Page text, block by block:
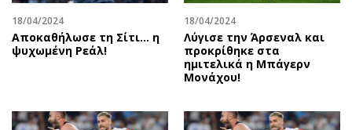
Υγεία
Πολιτική
Βουλευτικές 2026
Δημοσκοπήσεις
The Hill
Υγεία
Αγγελίες
Ενοικιάζονται
Ζητούν εργασία
18/04/2024
Αποκαθήλωσε τη Σίτι... η
ψυχωμένη Ρεάλ!
18/04/2024
Λύγισε την Άρσεναλ και
προκρίθηκε στα
ημιτελικά η Μπάγερν
Μονάχου!